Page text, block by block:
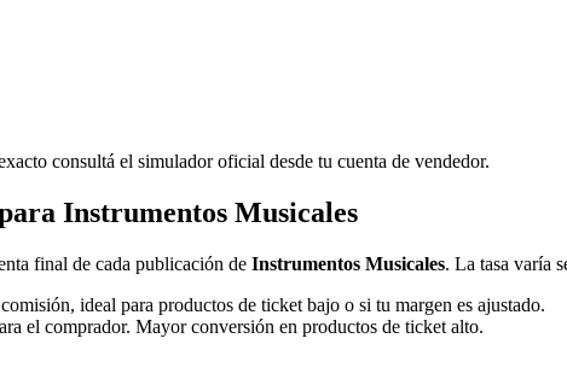
consultá el simulador oficial desde tu cuenta de vendedor.
Instrumentos Musicales
final de cada publicación de Instrumentos Musicales. La tasa varía
ideal para productos de ticket bajo o si tu margen es ajustado.
el comprador. Mayor conversión en productos de ticket alto.